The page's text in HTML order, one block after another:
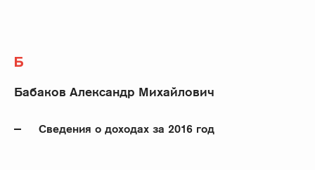
Б
Бабаков Александр Михайлович
Сведения о доходах за 2016 год